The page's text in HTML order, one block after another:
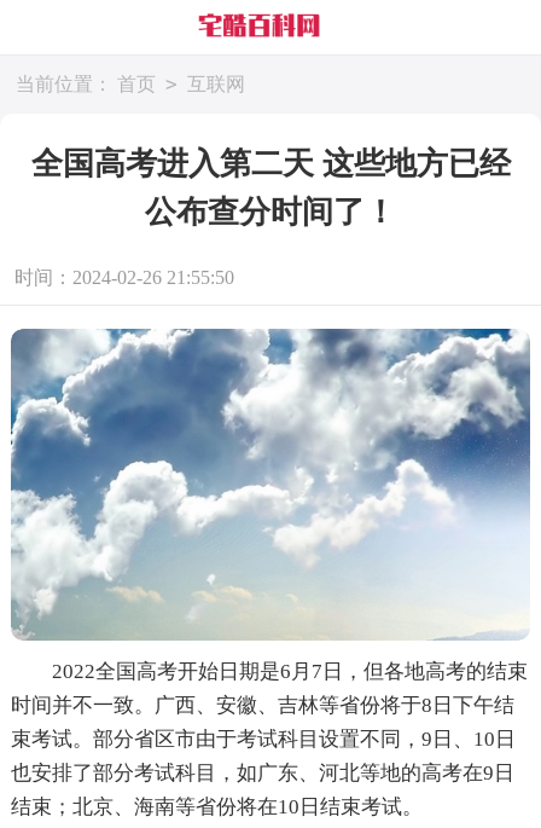
当前位置： 首页 > 互联网
全国高考进入第二天 这些地方已经
公布查分时间了！
时间：2024-02-26 21:55:50
2022全国高考开始日期是6月7日，但各地高考的结束
时间并不一致。广西、安徽、吉林等省份将于8日下午结
束考试。部分省区市由于考试科目设置不同，9日、10日
也安排了部分考试科目，如广东、河北等地的高考在9日
结束；北京、海南等省份将在10日结束考试。